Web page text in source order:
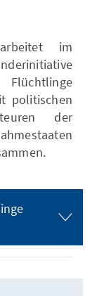
arbeitet im
politischen
der